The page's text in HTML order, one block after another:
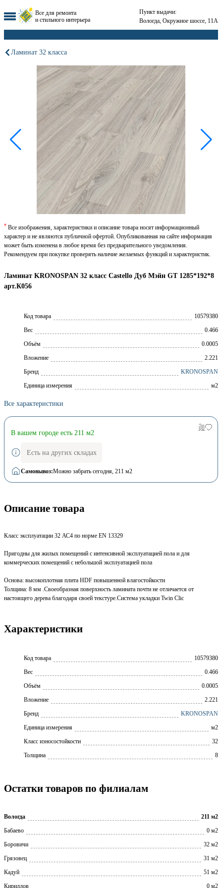
Все для ремонта
и стильного интерьера
Пункт выдачи:
Вологда, Окружное шоссе, 11А
Ламинат 32 класса
Ламинат KRONOSPAN 32 класс Castello Дуб Мэйн GT 1285*192*8
арт.К056
Код товара
10579380
Вес
0.466
Объём
0.0005
Вложение
2.221
Брeнд
KRONOSPAN
Единица измерения
м2
Все характеристики
* Все изображения, характеристики и описание товара носят информационный
характер и не являются публичной офертой. Опубликованная на сайте информация
может быть изменена в любое время без предварительного уведомления.
Рекомендуем при покупке проверять наличие желаемых функций и характеристик.
В вашем городе есть 211 м2
Есть на других складах
Самовывоз:Можно забрать сегодня, 211 м2
Описание товара
Класс эксплуатации 32 АС4 по норме EN 13329
Пригодны для жилых помещений с интенсивной эксплуатацией пола и для
коммерческих помещений с небольшой эксплуатацией пола
Основа: высокоплотная плита HDF повышенной влагостойкости
Толщина: 8 мм .Своеобразная поверхность ламината почти не отличается от
настоящего дерева благодаря своей текстуре.Система укладки Twin Clic
Характеристики
Код товара
10579380
Вес
0.466
Объём
0.0005
Вложение
2.221
Бренд
KRONOSPAN
Единица измерения
м2
Класс износостойкости
32
Толщина
8
Остатки товаров по филиалам
Вологда
211 м2
Бабаево
0 м2
Боровичи
32 м2
Грязовец
31 м2
Кадуй
51 м2
Кириллов
0 м2